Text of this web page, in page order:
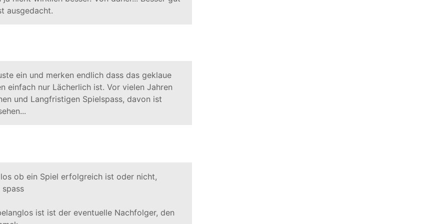
ausgedacht.
ein und merken endlich dass das geklaue
einfach nur Lächerlich ist. Vor vielen Jahren
und Langfristigen Spielspass, davon ist
ob ein Spiel erfolgreich ist oder nicht,
ist ist der eventuelle Nachfolger, den